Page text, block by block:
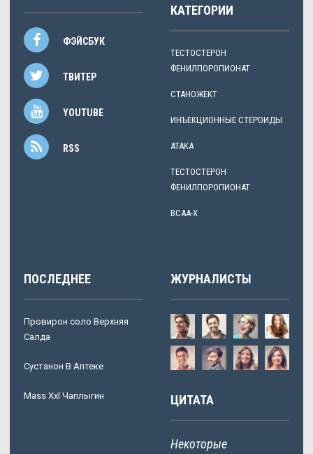
ФЭЙСБУК
ТВИТЕР
YOUTUBE
RSS
КАТЕГОРИИ
ТЕСТОСТЕРОН
ФЕНИЛПОРОПИОНАТ
СТАНОЖЕКТ
ИНЪЕКЦИОННЫЕ СТЕРОИДЫ
ATAKA
ТЕСТОСТЕРОН
ФЕНИЛПОРОПИОНАТ
BCAA-X
ПОСЛЕДНЕЕ
Провирон соло Верхняя
Салда
Сустанон В Аптеке
Mass Xxl Чаплыгин
ЖУРНАЛИСТЫ
ЦИТАТА
Некоторые